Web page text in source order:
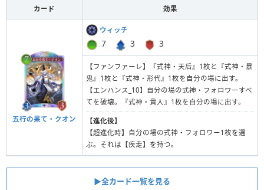
カード 効果
五行の果て・クオン
ウィッチ
7 3 3
【ファンファーレ】『式神・天后』1枚と『式神・暴
鬼』1枚と『式神・形代』1枚を自分の場に出す。
【エンハンス_10】自分の場の式神・フォロワーすべ
てを破壊。『式神・貴人』1枚を自分の場に出す。
【進化後】
【超進化時】自分の場の式神・フォロワー1枚を選
ぶ。それは【疾走】を持つ。
▶︎全カード一覧を見る